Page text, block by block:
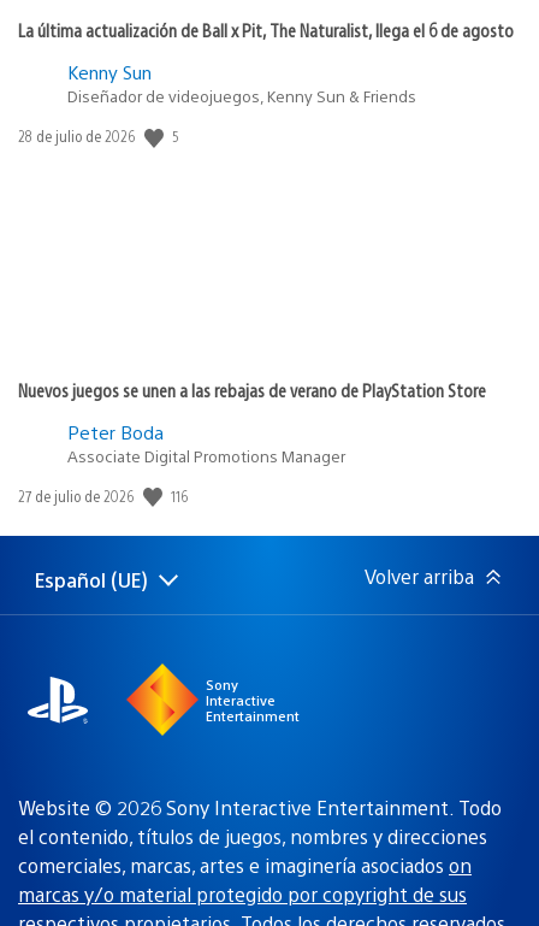
La última actualización de Ball x Pit, The Naturalist, llega el 6 de agosto
Kenny Sun
Diseñador de videojuegos, Kenny Sun & Friends
Fecha
28 de julio de 2026 5
Nuevos juegos se unen a las rebajas de verano de PlayStation Store
Peter Boda
Associate Digital Promotions Manager
Fecha
publicación:
27 de julio de 2026 116
Selecciona
una
Región
actual:
Español (UE) Volver arriba
Sony
Interactive
Entertainment
Website © 2026 Sony Interactive Entertainment. Todo
el contenido, títulos de juegos, nombres y direcciones
comerciales, marcas, artes e imaginería asociados on
marcas y/o material protegido por copyright de sus